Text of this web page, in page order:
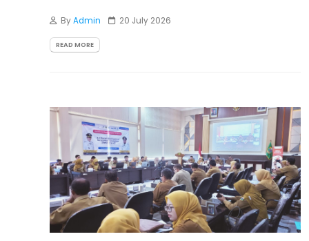
ByAdmin 20 July 2026
READ MORE